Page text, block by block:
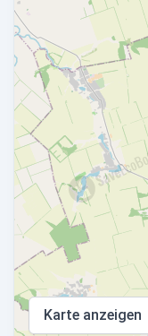
Karte anzeigen